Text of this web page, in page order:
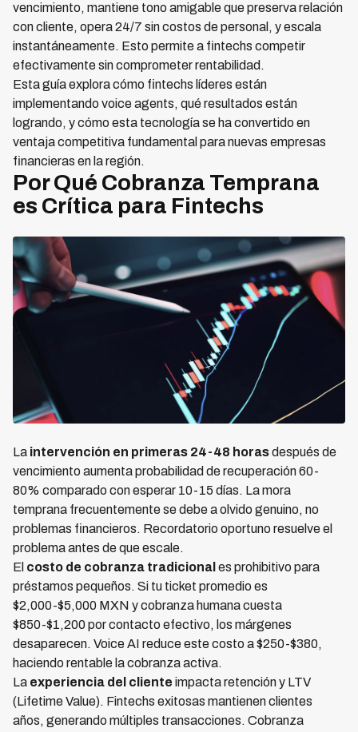
vencimiento, mantiene tono amigable que preserva relación
con cliente, opera 24/7 sin costos de personal, y escala
instantáneamente. Esto permite a fintechs competir
efectivamente sin comprometer rentabilidad.
Esta guía explora cómo fintechs líderes están
implementando voice agents, qué resultados están
logrando, y cómo esta tecnología se ha convertido en
ventaja competitiva fundamental para nuevas empresas
financieras en la región.
Por Qué Cobranza Temprana
es Crítica para Fintechs
La intervención en primeras 24-48 horasdespués de
vencimiento aumenta probabilidad de recuperación 60-
80% comparado con esperar 10-15 días. La mora
temprana frecuentemente se debe a olvido genuino, no
problemas financieros. Recordatorio oportuno resuelve el
problema antes de que escale.
El costo de cobranza tradicional es prohibitivo para
préstamos pequeños. Si tu ticket promedio es
$2,000-$5,000 MXN y cobranza humana cuesta
$850-$1,200 por contacto efectivo, los márgenes
desaparecen. Voice AI reduce este costo a $250-$380,
haciendo rentable la cobranza activa.
La experiencia del cliente impacta retención y LTV
(Lifetime Value). Fintechs exitosas mantienen clientes
años, generando múltiples transacciones. Cobranza